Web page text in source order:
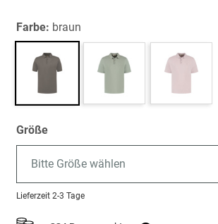
Farbe: braun
Größe
Bitte Größe wählen
Lieferzeit 2-3 Tage